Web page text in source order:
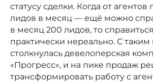
статусу сделки. Когда от агентов
лидов в месяц — ещё можно
в месяц 200 лидов, то
практически нереально. С
столкнулась девелоперская
«Прогресс», и на пике продаж
трансформировать работу с